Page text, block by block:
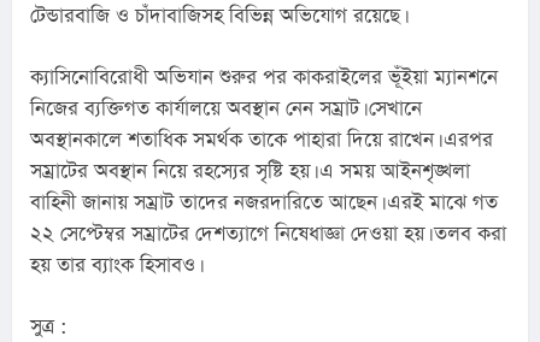
টেন্ডারবাজি ও চাঁদাবাজিসহ বিভিন্ন অভিযোগ রয়েছে।
ক্যাসিনোবিরোধী অভিযান শুরুর পর কাকরাইলের ভূঁইয়া ম্যানশনে
নিজের ব্যক্তিগত কার্যালয়ে অবস্থান নেন সম্রাট। সেখানে
অবস্থানকালে শতাধিক সমর্থক তাকে পাহারা দিয়ে রাখেন। এরপর
সম্রাটের অবস্থান নিয়ে রহস্যের সৃষ্টি হয়। এ সময় আইনশৃঙ্খলা
বাহিনী জানায় সম্রাট তাদের নজরদারিতে আছেন। এরই মাঝে গত
২২ সেপ্টেম্বর সম্রাটের দেশত্যাগে নিষেধাজ্ঞা দেওয়া হয়। তলব করা
হয় তার ব্যাংক হিসাবও।
সুত্র :